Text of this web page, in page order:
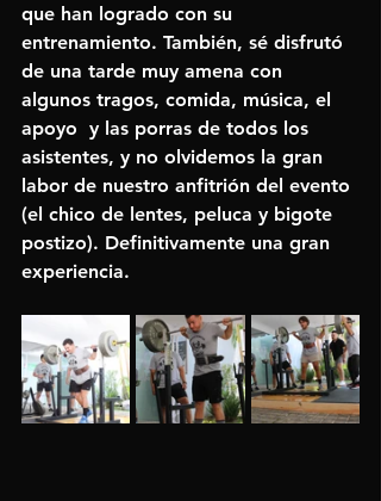
que han logrado con su
entrenamiento. También, sé disfrutó
de una tarde muy amena con
algunos tragos, comida, música, el
apoyo  y las porras de todos los
asistentes, y no olvidemos la gran
labor de nuestro anfitrión del evento
(el chico de lentes, peluca y bigote
postizo). Definitivamente una gran
experiencia.